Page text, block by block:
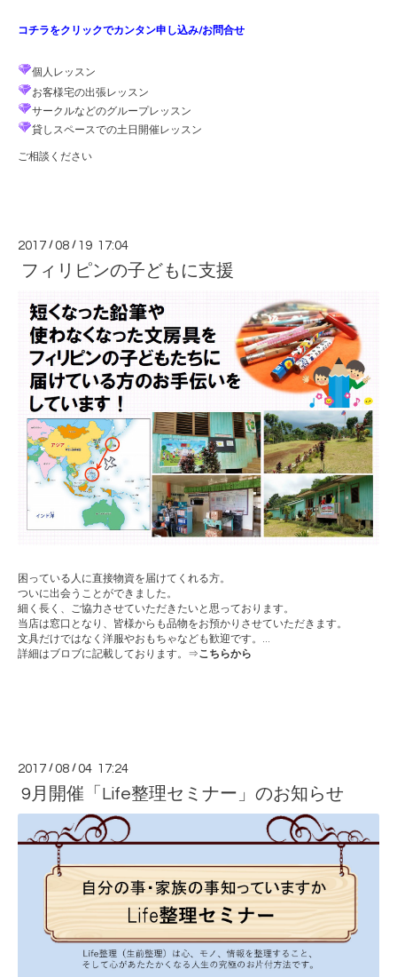
コチラをクリックでカンタン申し込み/お問合せ
個人レッスン
お客様宅の出張レッスン
サークルなどのグループレッスン
貸しスペースでの土日開催レッスン
ご相談ください
2017 /08 / 19 17:04
フィリピンの子どもに支援
困っている人に直接物資を届けてくれる方。
ついに出会うことができました。
細く長く、ご協力させていただきたいと思っております。
当店は窓口となり、皆様からも品物をお預かりさせていただきます。
文具だけではなく洋服やおもちゃなども歓迎です。 ...
詳細はブロブに記載しております。⇒こちらから
2017 /08 /04 17:24
9月開催「Life整理セミナー」のお知らせ